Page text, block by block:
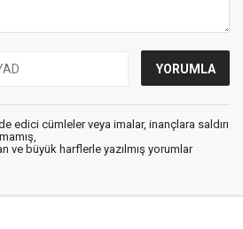
edici cümleler veya imalar, inançlara saldırı
ve büyük harflerle yazılmış yorumlar